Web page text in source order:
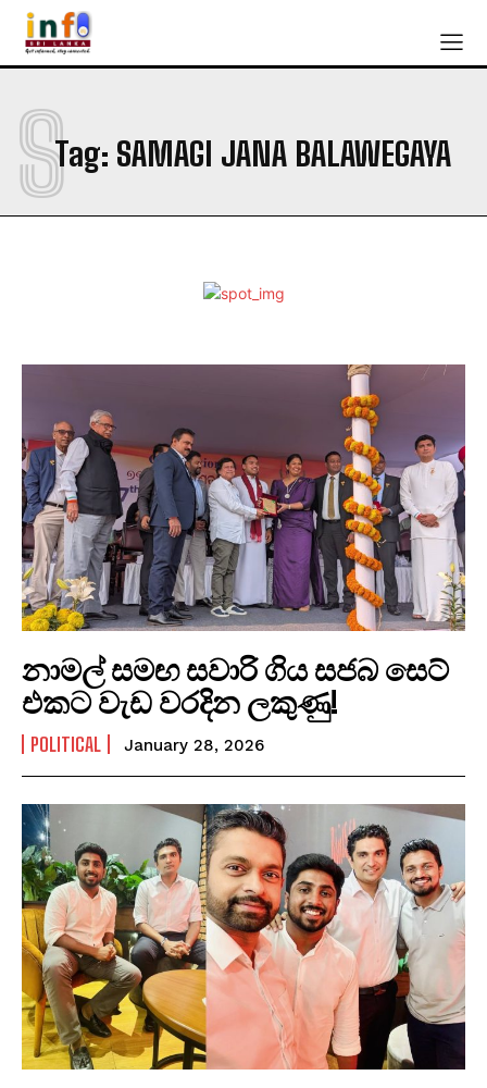
Tag: SAMAGI JANA BALAWEGAYA
S
නාමල් සමඟ සවාරි ගිය සජබ සෙට්
එකට වැඩ වරදින ලකුණු!
POLITICAL January 28, 2026